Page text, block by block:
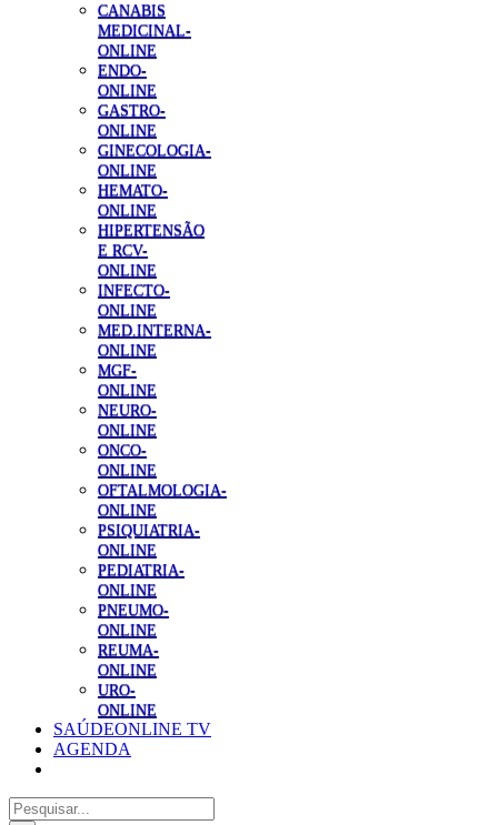
CANABIS
MEDICINAL-
ONLINE
ENDO-
ONLINE
GASTRO-
ONLINE
GINECOLOGIA-
ONLINE
HEMATO-
ONLINE
HIPERTENSÃO
E RCV-
ONLINE
INFECTO-
ONLINE
MED.INTERNA-
ONLINE
MGF-
ONLINE
NEURO-
ONLINE
ONCO-
ONLINE
OFTALMOLOGIA-
ONLINE
PSIQUIATRIA-
ONLINE
PEDIATRIA-
ONLINE
PNEUMO-
ONLINE
REUMA-
ONLINE
URO-
ONLINE
SAÚDEONLINE TV
AGENDA
Pesquisar